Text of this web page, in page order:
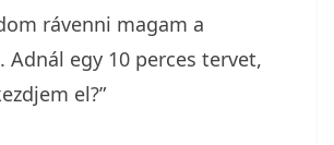
rávenni magam a
Adnál egy 10 perces tervet,
el?”